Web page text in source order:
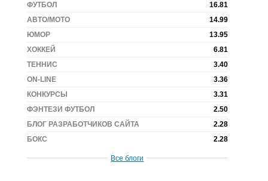
16.81
ФУТБОЛ
14.99
АВТО/МОТО
13.95
ЮМОР
6.81
ХОККЕЙ
3.40
ТЕННИС
3.36
ON-LINE
3.31
КОНКУРСЫ
2.50
ФЭНТЕЗИ ФУТБОЛ
2.28
БЛОГ РАЗРАБОТЧИКОВ САЙТА
2.28
БОКС
Все блоги